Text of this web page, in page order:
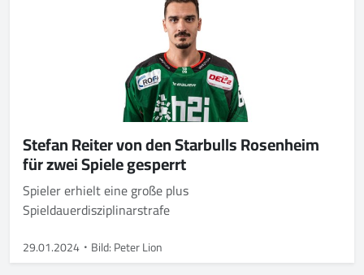
Stefan Reiter von den Starbulls Rosenheim
für zwei Spiele gesperrt
Spieler erhielt eine große plus
Spieldauerdisziplinarstrafe
29.01.2024 Bild: Peter Lion